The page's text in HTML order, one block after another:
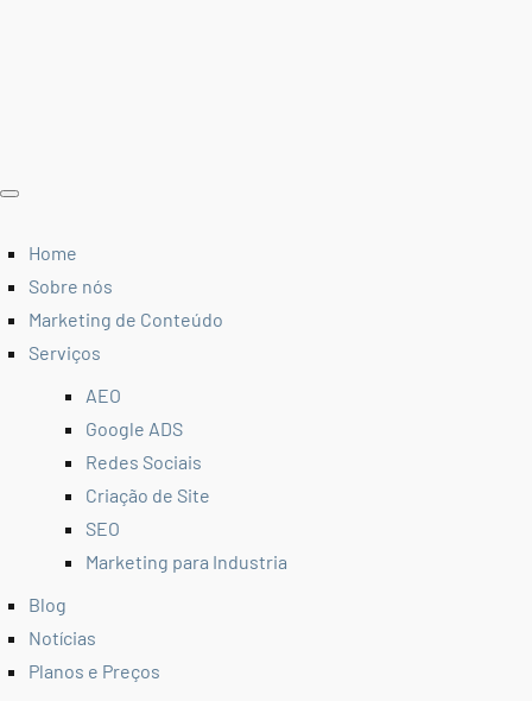
Home
Sobre nós
Marketing de Conteúdo
Serviços
AEO
Google ADS
Redes Sociais
Criação de Site
SEO
Marketing para Industria
Blog
Notícias
Planos e Preços